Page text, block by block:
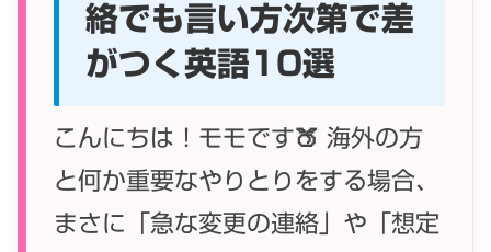
絡でも言い方次第で差
がつく英語10選
こんにちは！モモです🍑 海外の方
と何か重要なやりとりをする場合、
まさに「急な変更の連絡」や「想定